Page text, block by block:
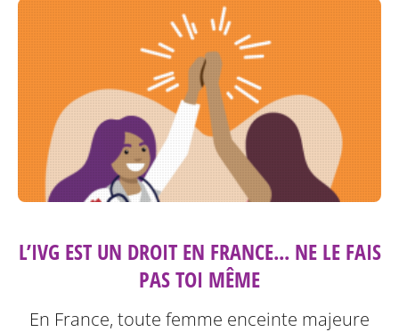
L’IVG EST UN DROIT EN FRANCE... NE LE FAIS
PAS TOI MÊME
En France, toute femme enceinte majeure